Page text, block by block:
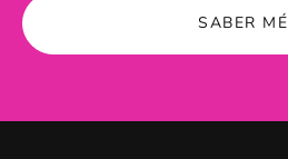
SABER